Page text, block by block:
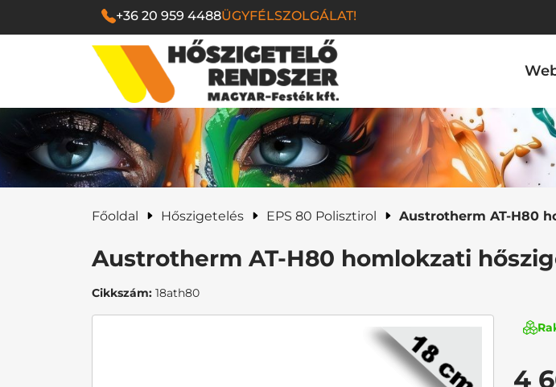
+36 20 959 4488ÜGYFÉLSZOLGÁLAT!
Magyar Festék Kft.
Főoldal Hőszigetelés EPS 80 Polisztirol Austrotherm AT-H80
Austrotherm AT-H80 homlokzati
Cikkszám: 18ath80
4